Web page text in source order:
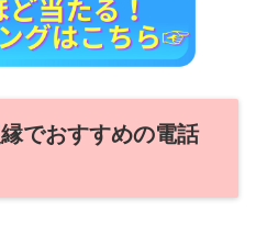
でおすすめの電話